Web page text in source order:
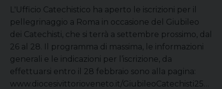
L'Ufficio Catechistico ha aperto le iscrizioni per il
pellegrinaggio a Roma in occasione del Giubileo
dei Catechisti, che si terrà a settembre prossimo, dal
26 al 28. Il programma di massima, le informazioni
generali e le indicazioni per l’iscrizione, da
effettuarsi entro il 28 febbraio sono alla pagina:
www.diocesivittorioveneto.it/GiubileoCatechisti25…